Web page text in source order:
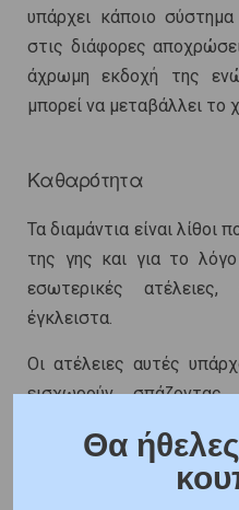
υπάρχει κάποιο
στις διάφορες
άχρωμη εκδοχή της
μπορεί να μεταβάλλει το
Καθαρότητα
Τα διαμάντια είναι λίθοι
της γης και για το
εσωτερικές
έγκλειστα.
Οι ατέλειες αυτές
εισχωρούν
διαφέρουν σε κάθε λίθο
και τον αριθμό.
Η cubic zirconia από την
Θα